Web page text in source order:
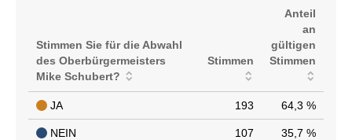
des
Oberbürgermeisters
Mike
Stimmen Sie für die Abwahl
des Oberbürgermeisters
Mike Schubert?
Stimmen
Anteil
an
gültigen
Stimmen
JA 193 64,3 %
NEIN 107 35,7 %